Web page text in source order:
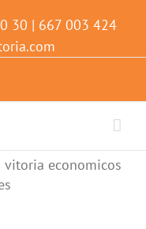
30 | 667 003 424